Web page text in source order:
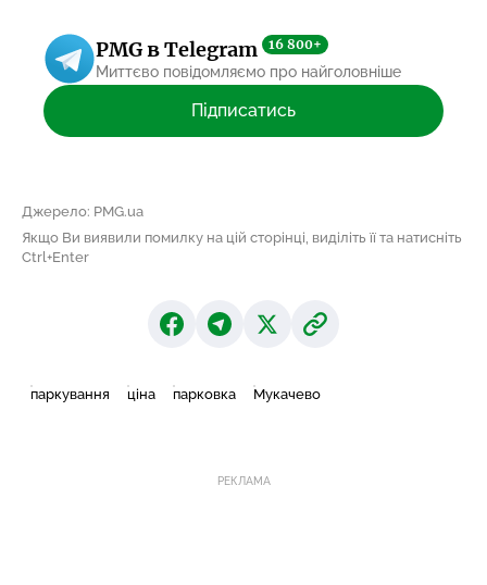
PMG в Telegram 16 800+
Миттєво повідомляємо про найголовніше
Підписатись
Джерело: PMG.ua
Якщо Ви виявили помилку на цій сторінці, виділіть її та натисніть
Ctrl+Enter
паркування ціна парковка Мукачево
РЕКЛАМА